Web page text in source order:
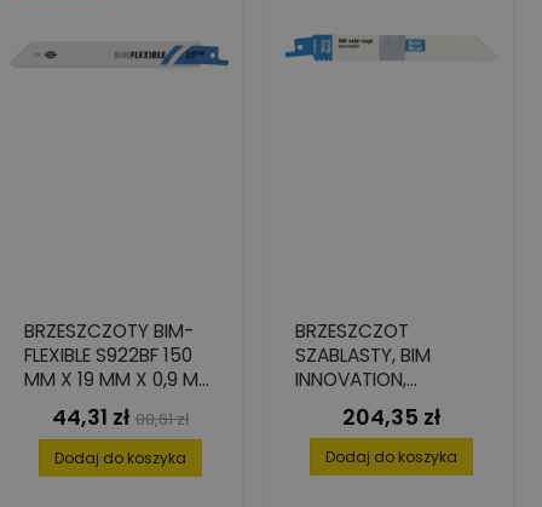
BRZESZCZOTY BIM-
FLEXIBLE S922BF 150
MM X 19 MM X 0,9 MM
- 5 SZT.
Cena
44,31 zł Cena
podstawowa
88,61 zł
Dodaj do koszyka
BRZESZCZOT
SZABLASTY, BIM
INNOVATION,
180X0,9X19 (5 SZT.)
Cena
204,35 zł
Dodaj do koszyka